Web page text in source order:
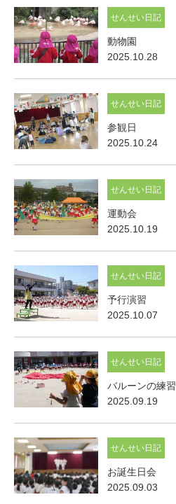
せんせい日記
動物園
2025.10.28
せんせい日記
参観日
2025.10.24
せんせい日記
運動会
2025.10.19
せんせい日記
予行演習
2025.10.07
せんせい日記
バルーンの練習
2025.09.19
せんせい日記
お誕生日会
2025.09.03